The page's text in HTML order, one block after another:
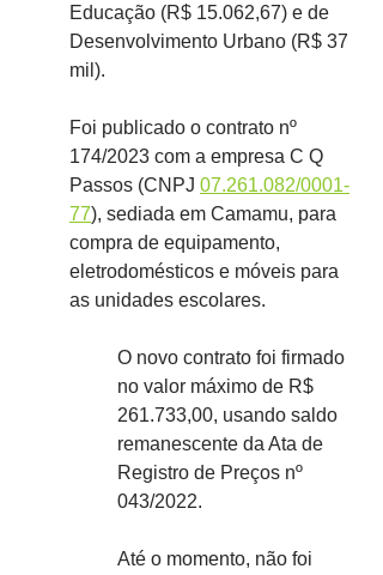
Educação (R$ 15.062,67) e de
Desenvolvimento Urbano (R$ 37
mil).
Foi publicado o contrato nº
174/2023 com a empresa C Q
Passos (CNPJ 07.261.082/0001-
77), sediada em Camamu, para
compra de equipamento,
eletrodomésticos e móveis para
as unidades escolares.
O novo contrato foi firmado
no valor máximo de R$
261.733,00, usando saldo
remanescente da Ata de
Registro de Preços nº
043/2022.
Até o momento, não foi